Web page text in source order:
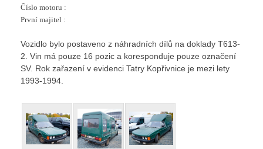
Číslo motoru :
První majitel :
Vozidlo bylo postaveno z náhradních dílů na doklady T613-
2. Vin má pouze 16 pozic a koresponduje pouze označení
SV. Rok zařazení v evidenci Tatry Kopřivnice je mezi lety
1993-1994.